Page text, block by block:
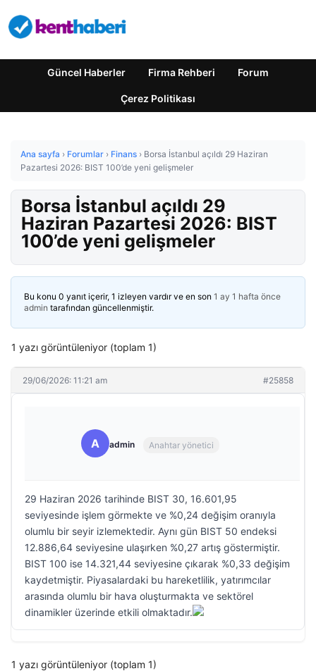
Güncel Haberler Firma Rehberi Forum
Çerez Politikası
Ana sayfa › Forumlar › Finans › Borsa İstanbul açıldı 29 Haziran
Pazartesi 2026: BIST 100’de yeni gelişmeler
Borsa İstanbul açıldı 29
Haziran Pazartesi 2026: BIST
100’de yeni gelişmeler
Bu konu 0 yanıt içerir, 1 izleyen vardır ve en son 1 ay 1 hafta önce
admin tarafından güncellenmiştir.
1 yazı görüntüleniyor (toplam 1)
29/06/2026: 11:21 am #25858
A admin Anahtar yönetici
29 Haziran 2026 tarihinde BIST 30, 16.601,95
seviyesinde işlem görmekte ve %0,24 değişim oranıyla
olumlu bir seyir izlemektedir. Aynı gün BIST 50 endeksi
12.886,64 seviyesine ulaşırken %0,27 artış göstermiştir.
BIST 100 ise 14.321,44 seviyesine çıkarak %0,33 değişim
kaydetmiştir. Piyasalardaki bu hareketlilik, yatırımcılar
arasında olumlu bir hava oluşturmakta ve sektörel
dinamikler üzerinde etkili olmaktadır.
1 yazı görüntüleniyor (toplam 1)